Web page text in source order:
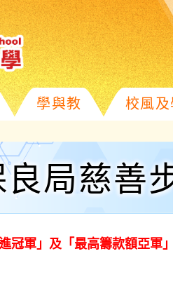
學與教 校風
局慈善
冠軍」及「最高籌款額亞軍」